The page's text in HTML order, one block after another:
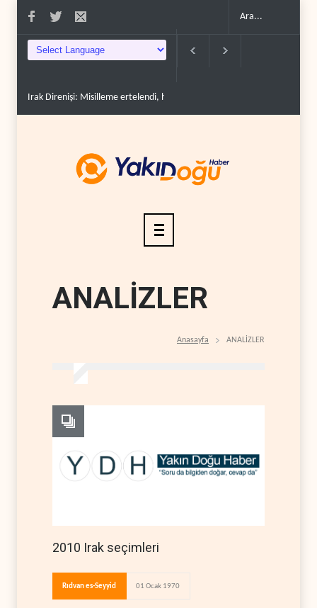
Irak Direnişi: Misilleme ertelendi, hesap kapanmadı..
ANALİZLER
Anasayfa ANALİZLER
2010 Irak seçimleri
Rıdvan es-Seyyid 01 Ocak 1970